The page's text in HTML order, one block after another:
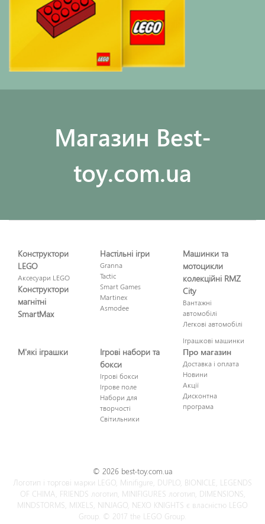
Maгазин Best-
toy.com.ua
Конструктори
LEGO
Аксесуари LEGO
Конструктори
магнітні
SmartMax
Настільні ігри
Granna
Tactic
Smart Games
Martinex
Asmodee
Машинки та
мотоцикли
колекційні RMZ
City
Вантажні
автомобілі
Легкові автомобілі
Іграшкові машинки
М'які іграшки
Ігрові набори та
бокси
Ігрові бокси
Ігрове поле
Набори для
творчості
Світильники
Про магазин
Доставка і оплата
Новини
Акції
Дисконтна
програма
© 2026 best-toy.com.ua
Логотип і торгові марки LEGO, Minifigure, DUPLO, BIONICLE, LEGENDS
OF CHIMA, FRIENDS логотип, MINIFIGURES логотип, DIMENSIONS,
MINDSTORMS, MIXELS, NINJAGO, NEXO KNIGHTS є власністю LEGO
Group. © 2017 the LEGO Group.